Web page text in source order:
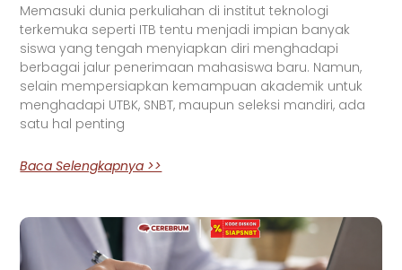
Memasuki dunia perkuliahan di institut teknologi
terkemuka seperti ITB tentu menjadi impian banyak
siswa yang tengah menyiapkan diri menghadapi
berbagai jalur penerimaan mahasiswa baru. Namun,
selain mempersiapkan kemampuan akademik untuk
menghadapi UTBK, SNBT, maupun seleksi mandiri, ada
satu hal penting
Baca Selengkapnya >>